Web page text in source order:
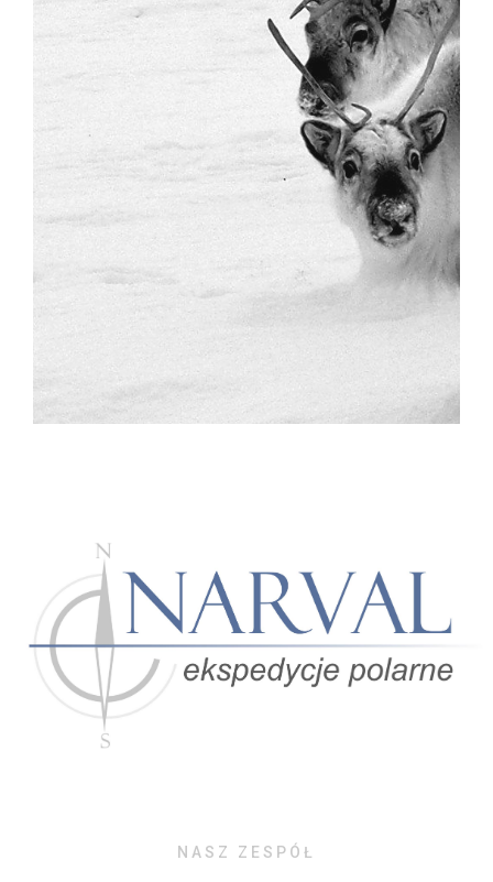
NASZ ZESPÓŁ